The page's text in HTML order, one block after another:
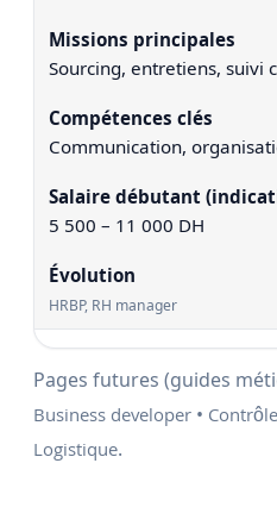
Sourcing, entretiens, suivi
Communication,
5 500 – 11 000 DH
HRBP, RH manager
Pages futures (guides
Business developer •
Logistique.